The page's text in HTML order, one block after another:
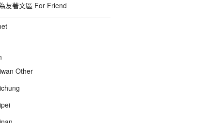
友著文區 For Friend
Other